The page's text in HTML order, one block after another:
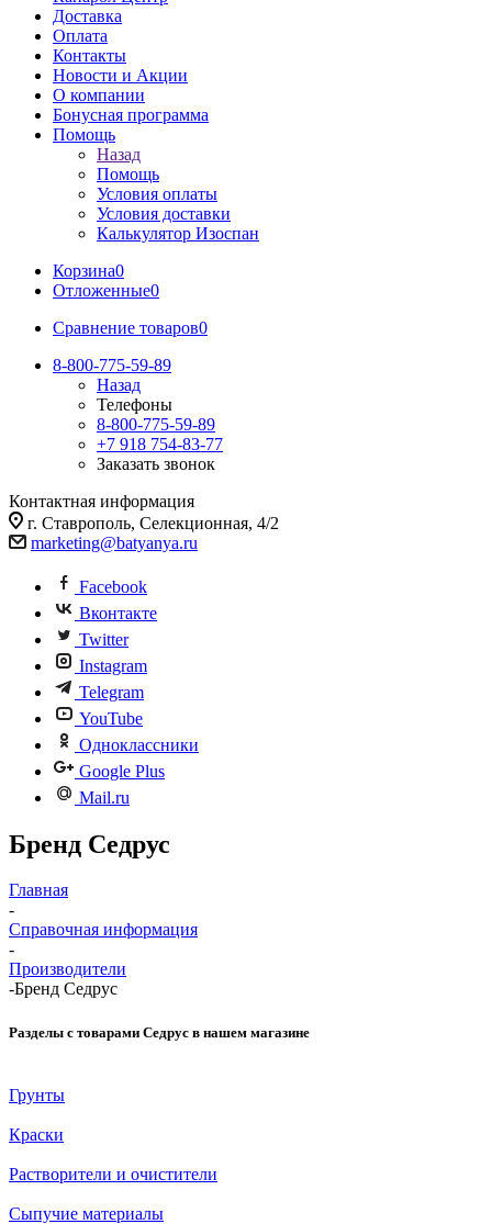
Доставка
Оплата
Контакты
Новости и Акции
О компании
Бонусная программа
Помощь
Назад
Помощь
Условия оплаты
Условия доставки
Калькулятор Изоспан
Корзина0
Отложенные0
Сравнение товаров0
8-800-775-59-89
Назад
Телефоны
8-800-775-59-89
+7 918 754-83-77
Заказать звонок
Контактная информация
г. Ставрополь, Селекционная, 4/2
marketing@batyanya.ru
Facebook
Вконтакте
Twitter
Instagram
Telegram
YouTube
Одноклассники
Google Plus
Mail.ru
Бренд Седрус
Главная
-
Справочная информация
-
Производители
-Бренд Седрус
Разделы с товарами Седрус в нашем магазине
Грунты
Краски
Растворители и очистители
Сыпучие материалы